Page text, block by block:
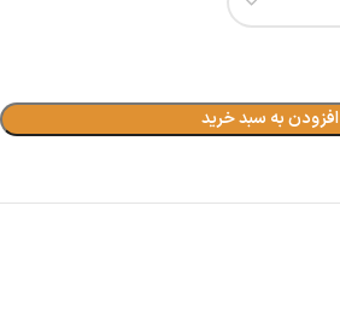
افزودن به سبد خرید